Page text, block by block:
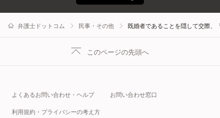
弁護士ドットコム 民事・その他 既婚者であることを隠して交際、
このページの先頭へ
よくあるお問い合わせ・ヘルプ お問い合わせ窓口
利用規約・プライバシーの考え方